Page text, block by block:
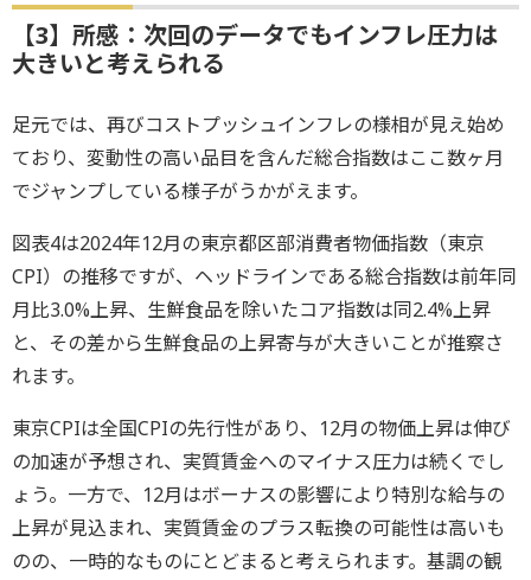
【3】所感：次回のデータでもインフレ圧力は
大きいと考えられる
足元では、再びコストプッシュインフレの様相が見え始め
ており、変動性の高い品目を含んだ総合指数はここ数ヶ月
でジャンプしている様子がうかがえます。
図表4は2024年12月の東京都区部消費者物価指数（東京
CPI）の推移ですが、ヘッドラインである総合指数は前年同
月比3.0%上昇、生鮮食品を除いたコア指数は同2.4%上昇
と、その差から生鮮食品の上昇寄与が大きいことが推察さ
れます。
東京CPIは全国CPIの先行性があり、12月の物価上昇は伸び
の加速が予想され、実質賃金へのマイナス圧力は続くでし
ょう。一方で、12月はボーナスの影響により特別な給与の
上昇が見込まれ、実質賃金のプラス転換の可能性は高いも
のの、一時的なものにとどまると考えられます。基調の観